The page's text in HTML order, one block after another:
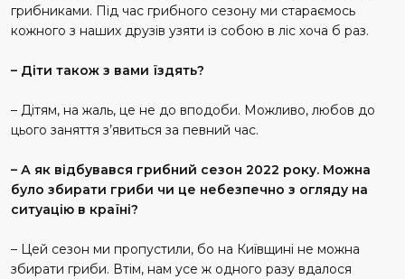
грибниками. Під час грибного сезону ми стараємось
кожного з наших друзів узяти із собою в ліс хоча б раз.
– Діти також з вами їздять?
– Дітям, на жаль, це не до вподоби. Можливо, любов до
цього заняття з’явиться за певний час.
– А як відбувався грибний сезон 2022 року. Можна
було збирати гриби чи це небезпечно з огляду на
ситуацію в країні?
– Цей сезон ми пропустили, бо на Київщині не можна
збирати гриби. Втім, нам усе ж одного разу вдалося